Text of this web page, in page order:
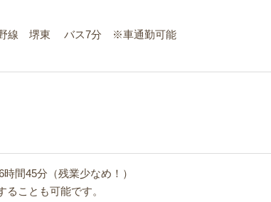
線 堺東 バス7分 ※車通勤可能
間45分（残業少なめ！）
ことも可能です。